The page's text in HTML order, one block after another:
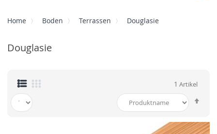
Home Boden Terrassen Douglasie
Douglasie
1 Artikel